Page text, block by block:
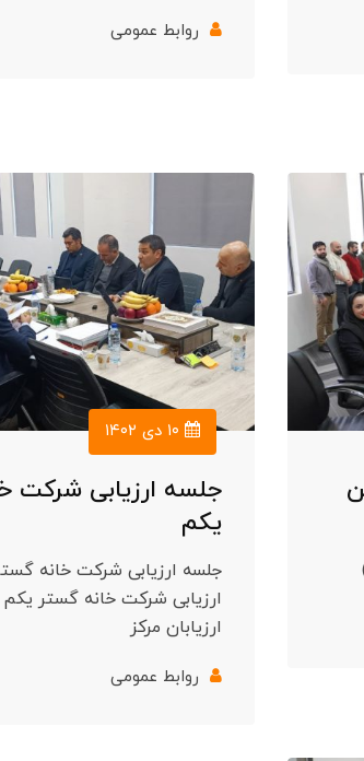
روابط عمومی
جلسه ارزیابی شرکت
یکم
جلسه ارزیابی شرکت خانه
ارزیابی شرکت خانه گستر
ارزیابان مرکز
روابط عمومی